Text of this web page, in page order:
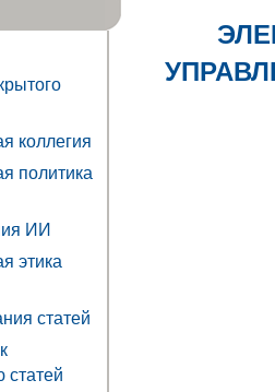
коллегия
политика
ИИ
этика
статей